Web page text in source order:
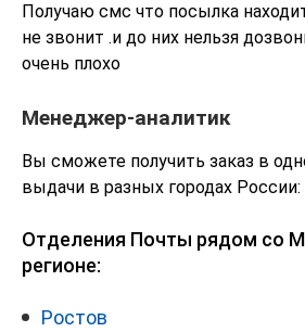
Получаю смс что посылка
не звонит .и до них нельзя
очень плохо
Менеджер-аналитик
Вы сможете получить заказ в
выдачи в разных городах России:
Отделения Почты рядом со
регионе:
Ростов